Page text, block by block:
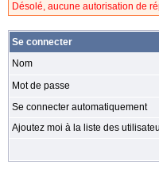
Désolé, aucune autorisation de
Se connecter
Nom
Mot de passe
Se connecter automatiquement
Ajoutez moi à la liste des